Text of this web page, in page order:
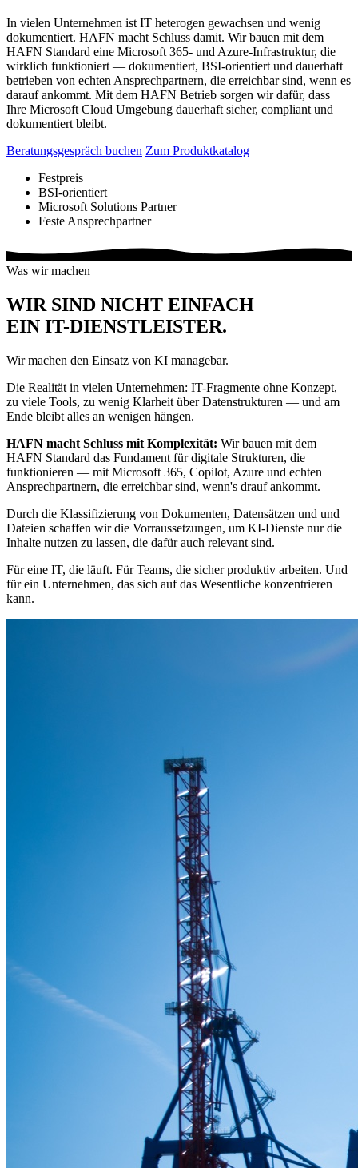
In vielen Unternehmen ist IT heterogen gewachsen und wenig
dokumentiert. HAFN macht Schluss damit. Wir bauen mit dem
HAFN Standard eine Microsoft 365- und Azure-Infrastruktur, die
wirklich funktioniert — dokumentiert, BSI-orientiert und dauerhaft
betrieben von echten Ansprechpartnern, die erreichbar sind, wenn es
darauf ankommt. Mit dem HAFN Betrieb sorgen wir dafür, dass
Ihre Microsoft Cloud Umgebung dauerhaft sicher, compliant und
dokumentiert bleibt.
Beratungsgespräch buchen Zum Produktkatalog
Festpreis
BSI-orientiert
Microsoft Solutions Partner
Feste Ansprechpartner
Was wir machen
WIR SIND NICHT EINFACH
EIN IT-DIENSTLEISTER.
Wir machen den Einsatz von KI managebar.
Die Realität in vielen Unternehmen: IT-Fragmente ohne Konzept,
zu viele Tools, zu wenig Klarheit über Datenstrukturen — und am
Ende bleibt alles an wenigen hängen.
HAFN macht Schluss mit Komplexität: Wir bauen mit dem
HAFN Standard das Fundament für digitale Strukturen, die
funktionieren — mit Microsoft 365, Copilot, Azure und echten
Ansprechpartnern, die erreichbar sind, wenn's drauf ankommt.
Durch die Klassifizierung von Dokumenten, Datensätzen und und
Dateien schaffen wir die Vorraussetzungen, um KI-Dienste nur die
Inhalte nutzen zu lassen, die dafür auch relevant sind.
Für eine IT, die läuft. Für Teams, die sicher produktiv arbeiten. Und
für ein Unternehmen, das sich auf das Wesentliche konzentrieren
kann.